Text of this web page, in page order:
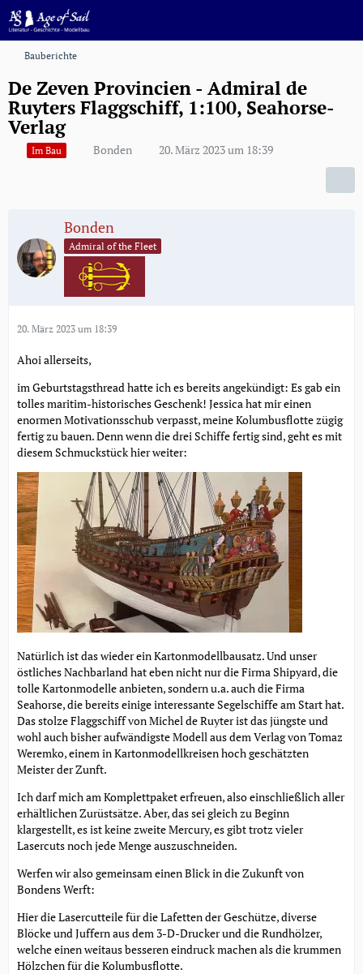
Bauberichte
De Zeven Provincien - Admiral de
Ruyters Flaggschiff, 1:100, Seahorse-
Verlag
Im Bau Bonden 20. März 2023 um 18:39
Bonden
Admiral of the Fleet
20. März 2023 um 18:39
Ahoi allerseits,
im Geburtstagsthread hatte ich es bereits angekündigt: Es gab ein
tolles maritim-historisches Geschenk! Jessica hat mir einen
enormen Motivationsschub verpasst, meine Kolumbusflotte zügig
fertig zu bauen. Denn wenn die drei Schiffe fertig sind, geht es mit
diesem Schmuckstück hier weiter:
Natürlich ist das wieder ein Kartonmodellbausatz. Und unser
östliches Nachbarland hat eben nicht nur die Firma Shipyard, die
tolle Kartonmodelle anbieten, sondern u.a. auch die Firma
Seahorse, die bereits einige interessante Segelschiffe am Start hat.
Das stolze Flaggschiff von Michel de Ruyter ist das jüngste und
wohl auch bisher aufwändigste Modell aus dem Verlag von Tomaz
Weremko, einem in Kartonmodellkreisen hoch geschätzten
Meister der Zunft.
Ich darf mich am Komplettpaket erfreuen, also einschließlich aller
erhältlichen Zurüstsätze. Aber, das sei gleich zu Beginn
klargestellt, es ist keine zweite Mercury, es gibt trotz vieler
Lasercuts noch jede Menge auszuschneiden.
Werfen wir also gemeinsam einen Blick in die Zukunft von
Bondens Werft:
Hier die Lasercutteile für die Lafetten der Geschütze, diverse
Blöcke und Juffern aus dem 3-D-Drucker und die Rundhölzer,
welche einen weitaus besseren eindruck machen als die krummen
Hölzchen für die Kolumbusflotte.